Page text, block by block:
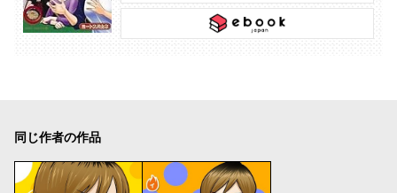
同じ作者の作品